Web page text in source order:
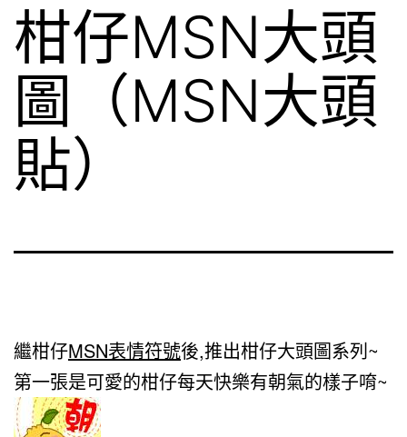
柑仔MSN大頭
圖（MSN大頭
貼）
繼柑仔MSN表情符號後,推出柑仔大頭圖系列~
第一張是可愛的柑仔每天快樂有朝氣的樣子唷~